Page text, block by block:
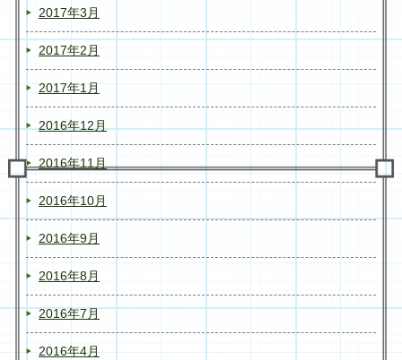
2017年3月
2017年2月
2017年1月
2016年12月
2016年11月
2016年10月
2016年9月
2016年8月
2016年7月
2016年4月